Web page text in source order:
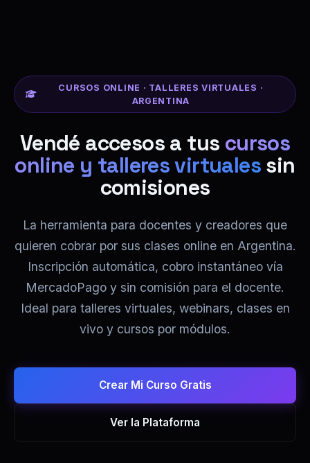
CURSOS ONLINE · TALLERES VIRTUALES ·
ARGENTINA
Vendé accesos a tus cursos
online y talleres virtuales sin
comisiones
La herramienta para docentes y creadores que
quieren cobrar por sus clases online en Argentina.
Inscripción automática, cobro instantáneo vía
MercadoPago y sin comisión para el docente.
Ideal para talleres virtuales, webinars, clases en
vivo y cursos por módulos.
Crear Mi Curso Gratis
Ver la Plataforma